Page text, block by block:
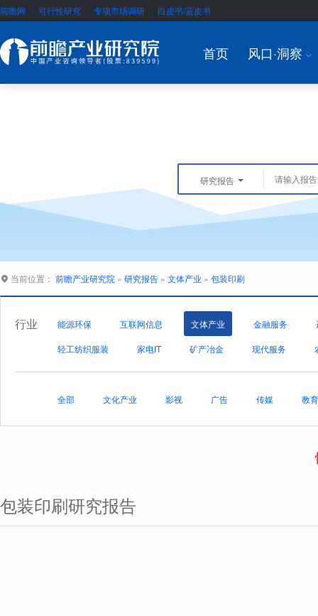
前瞻网 可行性研究 专项市场调研 白皮书/蓝皮书
首页 风口·洞察 I
研究报告
当前位置： 前瞻产业研究院 » 研究报告 » 文体产业 » 包装印刷
行业 能源环保 互联网信息 文体产业 金融服务
轻工纺织服装 家电IT 矿产冶金 现代服务
全部 文化产业 影视 广告 传媒 教育
包装印刷研究报告